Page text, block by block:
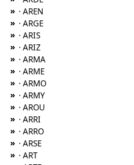
» · AREN
» · ARGE
» · ARIS
» · ARIZ
» · ARMA
» · ARME
» · ARMO
» · ARMY
» · AROU
» · ARRI
» · ARRO
» · ARSE
» · ART